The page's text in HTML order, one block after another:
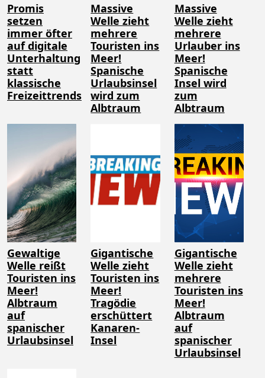
Promis
setzen
immer öfter
auf digitale
Unterhaltung
statt
klassische
Freizeittrends
Massive
Welle zieht
mehrere
Touristen ins
Meer!
Spanische
Urlaubsinsel
wird zum
Albtraum
Massive
Welle zieht
mehrere
Urlauber ins
Meer!
Spanische
Insel wird
zum
Albtraum
Gewaltige
Welle reißt
Touristen ins
Meer!
Albtraum
auf
spanischer
Urlaubsinsel
Gigantische
Welle zieht
Touristen ins
Meer!
Tragödie
erschüttert
Kanaren-
Insel
Gigantische
Welle zieht
mehrere
Touristen ins
Meer!
Albtraum
auf
spanischer
Urlaubsinsel